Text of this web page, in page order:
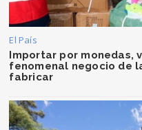
El País
Importar por monedas,
fenomenal negocio de
fabricar